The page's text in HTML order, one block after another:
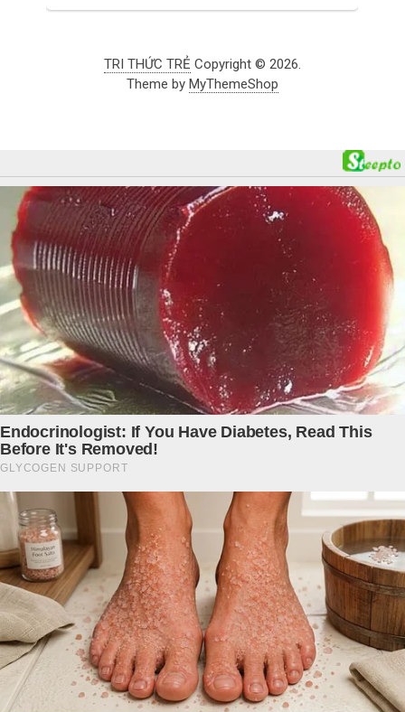
TRI THỨC TRẺ Copyright © 2026.
Theme by MyThemeShop